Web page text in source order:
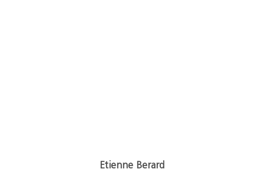
Etienne Berard